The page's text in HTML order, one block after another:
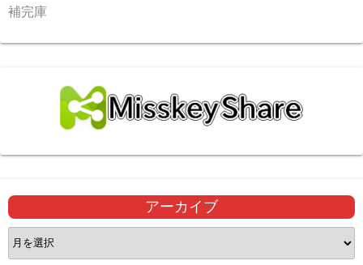
補完庫
アーカイブ
ア
ー